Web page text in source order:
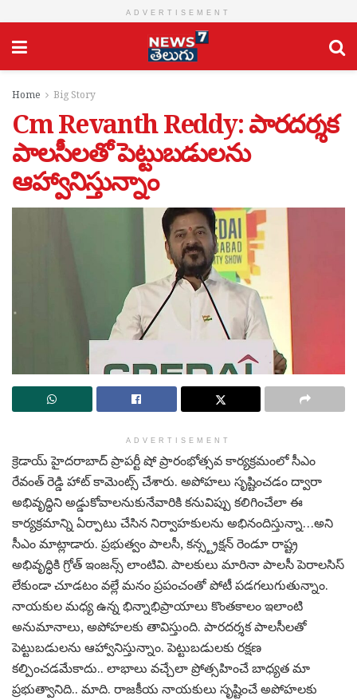
ADVERTISEMENT
Home Big Story
Cm Revanth Reddy: పారదర్శక
పాలసీలతో పెట్టుబడులను
ఆహ్వానిస్తున్నాం
ADVERTISEMENT
క్రెడాయ్ హైదరాబాద్ ప్రాపర్టీ షో ప్రారంభోత్సవ కార్యక్రమంలో సీఎం
రేవంత్ రెడ్డి హాట్ కామెంట్స్ చేశారు. అపోహలు సృష్టించడం ద్వారా
అభివృద్ధిని అడ్డుకోవాలనుకునేవారికి కనువిప్పు కలిగించేలా ఈ
కార్యక్రమాన్ని ఏర్పాటు చేసిన నిర్వాహకులను అభినందిస్తున్నా…అని
సీఎం మాట్లాడారు. ప్రభుత్వం పాలసీ, కన్స్ట్రక్షన్ రెండూ రాష్ట్ర
అభివృద్ధికి గ్రోత్ ఇంజన్స్ లాంటివి. పాలకులు మారినా పాలసీ పెరాలసిస్
లేకుండా చూడటం వల్లే మనం ప్రపంచంతో పోటీ పడగలుగుతున్నాం.
నాయకుల మధ్య ఉన్న భిన్నాభిప్రాయాలు కొంతకాలం ఇలాంటి
అనుమానాలు, అపోహలకు తావిస్తుంది. పారదర్శక పాలసీలతో
పెట్టుబడులను ఆహ్వానిస్తున్నాం. పెట్టుబడులకు రక్షణ
కల్పించడమేకాదు.. లాభాలు వచ్చేలా ప్రోత్సహించే బాధ్యత మా
ప్రభుత్వానిది.. మాది. రాజకీయ నాయకులు సృష్టించే అపోహలకు